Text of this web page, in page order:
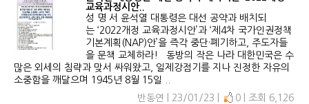
교육과정시안..
성 명 서 윤석열 대통령은 대선 공약과 배치되
는 ‘2022개정 교육과정시안’과 ‘제4차 국가인권정책
기본계획(NAP)안’을 즉각 중단·폐기하고, 주도자들
을 문책 교체하라! 동방의 작은 나라 대한민국은 수
많은 외세의 침략과 맞서 싸워왔고, 일제강점기를 지나 진정한 자유의
소중함을 깨달으며 1945년 8월 15일 ..
반동연 | 23/01/23 |
0 | 조회 6,126